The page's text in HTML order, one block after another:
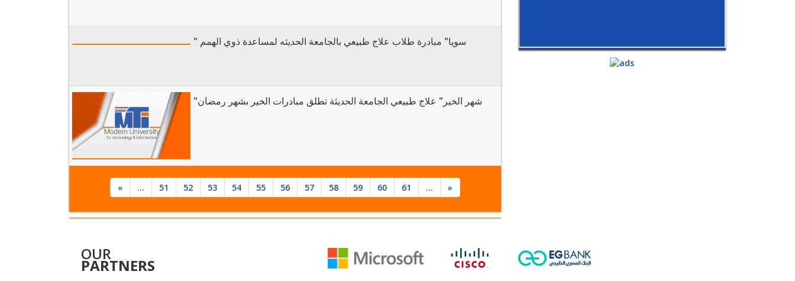
" سويا" مبادرة طلاب علاج طبيعي بالجامعة الحديثه لمساعدة ذوي الهمم
"شهر الخير" علاج طبيعي الجامعة الحديثة تطلق مبادرات الخير بشهر رمضان
« ... 51 52 53 54 55 56 57 58 59 60 61 ... »
OUR
PARTNERS